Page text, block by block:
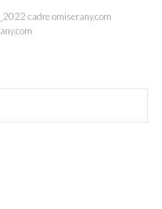
cadre omiserany.com